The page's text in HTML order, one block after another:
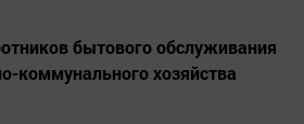
бытового обслуживания
коммунального хозяйства